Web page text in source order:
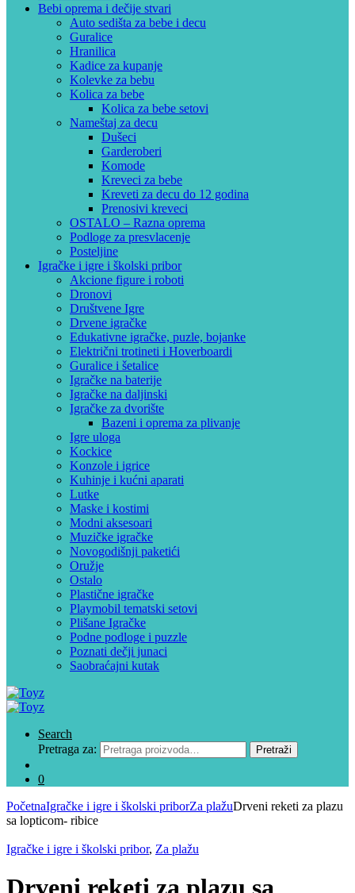
Bebi oprema i dečije stvari
Auto sedišta za bebe i decu
Guralice
Hranilica
Kadice za kupanje
Kolevke za bebu
Kolica za bebe
Kolica za bebe setovi
Nameštaj za decu
Dušeci
Garderoberi
Komode
Kreveci za bebe
Kreveti za decu do 12 godina
Prenosivi kreveci
OSTALO – Razna oprema
Podloge za presvlacenje
Posteljine
Igračke i igre i školski pribor
Akcione figure i roboti
Dronovi
Društvene Igre
Drvene igračke
Edukativne igračke, puzle, bojanke
Električni trotineti i Hoverboardi
Guralice i šetalice
Igračke na baterije
Igračke na daljinski
‎Igračke za dvorište
Bazeni i oprema za plivanje
Igre uloga
Kockice
Konzole i igrice
Kuhinje i kućni aparati
Lutke
Maske i kostimi
Modni aksesoari
Muzičke igračke
Novogodišnji paketići
Oružje
Ostalo
Plastične igračke
Playmobil tematski setovi
Plišane Igračke
Podne podloge i puzzle
Poznati dečji junaci
Saobraćajni kutak
Search
Pretraga za:
Pretraži
0
PočetnaIgračke i igre i školski priborZa plažuDrveni reketi za plazu
sa lopticom- ribice
Igračke i igre i školski pribor, Za plažu